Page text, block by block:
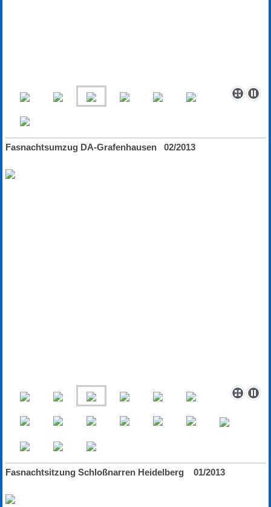
Fasnachtsumzug DA-Grafenhausen 02/2013
Fasnachtsitzung Schloßnarren Heidelberg 01/2013